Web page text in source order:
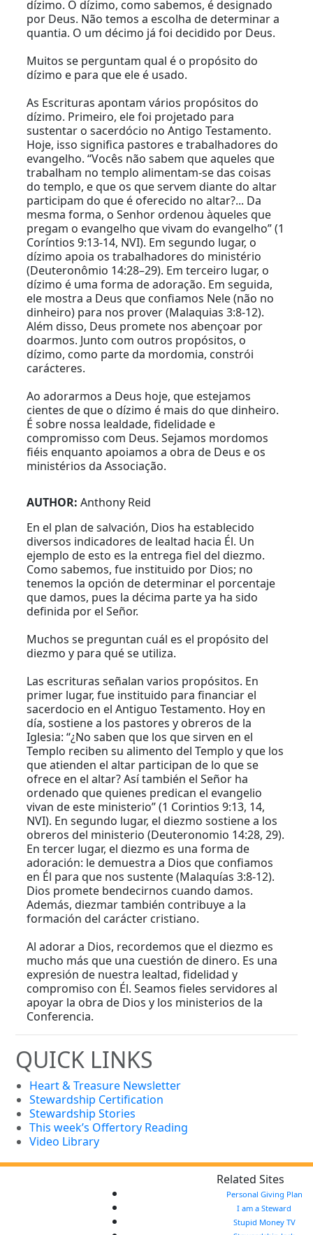
dízimo. O dízimo, como sabemos, é designado
por Deus. Não temos a escolha de determinar a
quantia. O um décimo já foi decidido por Deus.
Muitos se perguntam qual é o propósito do
dízimo e para que ele é usado.
As Escrituras apontam vários propósitos do
dízimo. Primeiro, ele foi projetado para
sustentar o sacerdócio no Antigo Testamento.
Hoje, isso significa pastores e trabalhadores do
evangelho. “Vocês não sabem que aqueles que
trabalham no templo alimentam-se das coisas
do templo, e que os que servem diante do altar
participam do que é oferecido no altar?... Da
mesma forma, o Senhor ordenou àqueles que
pregam o evangelho que vivam do evangelho” (1
Coríntios 9:13-14, NVI). Em segundo lugar, o
dízimo apoia os trabalhadores do ministério
(Deuteronômio 14:28–29). Em terceiro lugar, o
dízimo é uma forma de adoração. Em seguida,
ele mostra a Deus que confiamos Nele (não no
dinheiro) para nos prover (Malaquias 3:8-12).
Além disso, Deus promete nos abençoar por
doarmos. Junto com outros propósitos, o
dízimo, como parte da mordomia, constrói
carácteres.
Ao adorarmos a Deus hoje, que estejamos
cientes de que o dízimo é mais do que dinheiro.
É sobre nossa lealdade, fidelidade e
compromisso com Deus. Sejamos mordomos
fiéis enquanto apoiamos a obra de Deus e os
ministérios da Associação.
AUTHOR:Anthony Reid
En el plan de salvación, Dios ha establecido
diversos indicadores de lealtad hacia Él. Un
ejemplo de esto es la entrega fiel del diezmo.
Como sabemos, fue instituido por Dios; no
tenemos la opción de determinar el porcentaje
que damos, pues la décima parte ya ha sido
definida por el Señor.
Muchos se preguntan cuál es el propósito del
diezmo y para qué se utiliza.
Las escrituras señalan varios propósitos. En
primer lugar, fue instituido para financiar el
sacerdocio en el Antiguo Testamento. Hoy en
día, sostiene a los pastores y obreros de la
Iglesia: “¿No saben que los que sirven en el
Templo reciben su alimento del Templo y que los
que atienden el altar participan de lo que se
ofrece en el altar? Así también el Señor ha
ordenado que quienes predican el evangelio
vivan de este ministerio” (1 Corintios 9:13, 14,
NVI). En segundo lugar, el diezmo sostiene a los
obreros del ministerio (Deuteronomio 14:28, 29).
En tercer lugar, el diezmo es una forma de
adoración: le demuestra a Dios que confiamos
en Él para que nos sustente (Malaquías 3:8-12).
Dios promete bendecirnos cuando damos.
Además, diezmar también contribuye a la
formación del carácter cristiano.
Al adorar a Dios, recordemos que el diezmo es
mucho más que una cuestión de dinero. Es una
expresión de nuestra lealtad, fidelidad y
compromiso con Él. Seamos fieles servidores al
apoyar la obra de Dios y los ministerios de la
Conferencia.
QUICK LINKS
Heart & Treasure Newsletter
Stewardship Certification
Stewardship Stories
This week’s Offertory Reading
Video Library
Related Sites
Personal Giving Plan
I am a Steward
Stupid Money TV